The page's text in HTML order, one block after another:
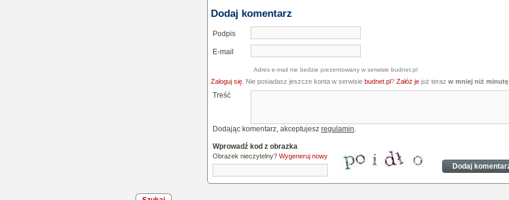
Dodaj komentarz
Podpis
E-mail
Adres e-mail nie bedzie prezentowany w serwisie budnet.pl
Zaloguj się . Nie posiadasz jeszcze konta w serwisie budnet.pl? Załóż je już teraz w mniej niż minutę
Treść
Dodając komentarz, akceptujesz regulamin.
Wprowadź kod z obrazka
Obrazek nieczytelny? Wygeneruj nowy